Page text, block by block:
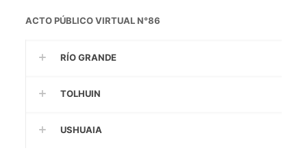
ACTO PÚBLICO VIRTUAL N°86
RÍO GRANDE
TOLHUIN
USHUAIA